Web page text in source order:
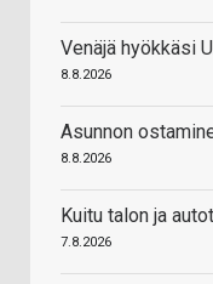
Venäjä hyökkäsi
8.8.2026
Asunnon
8.8.2026
Kuitu talon ja
7.8.2026